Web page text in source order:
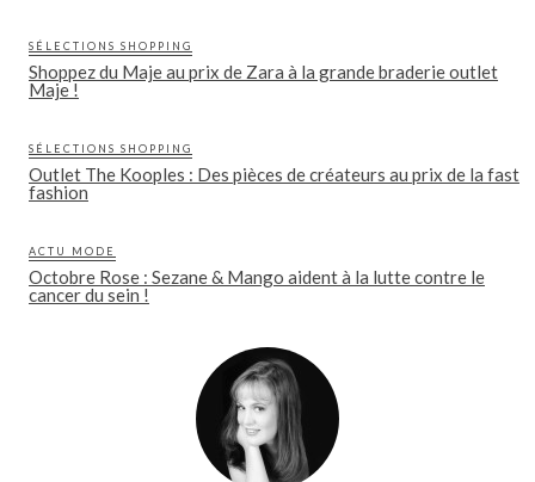
SÉLECTIONS SHOPPING
Shoppez du Maje au prix de Zara à la grande braderie outlet
Maje !
SÉLECTIONS SHOPPING
Outlet The Kooples : Des pièces de créateurs au prix de la fast
fashion
ACTU MODE
Octobre Rose : Sezane & Mango aident à la lutte contre le
cancer du sein !